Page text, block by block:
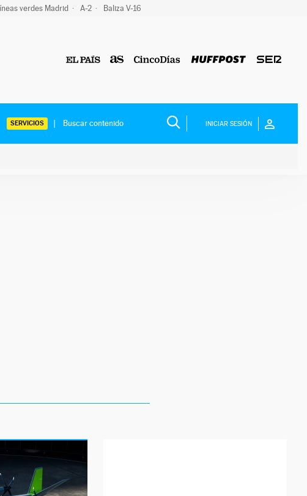
verdes Madrid A-2 Baliza V-16
SERVICIOS INICIAR SESIÓN